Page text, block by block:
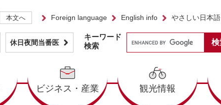
本文へ Foreign language English info やさしい日本語
休日夜間当番医
ビジネス・産業 観光情報
キーワード
検索